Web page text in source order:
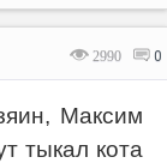
2990 0
Максим
тыкал кота